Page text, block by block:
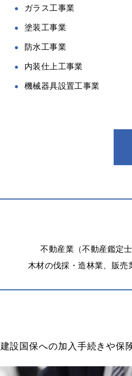
ガラス工事業
塗装工事業
防水工事業
内装仕上工事業
機械器具設置工事業
不動産業（不動産鑑定
木材の伐採・造林業、販売
建設国保への加入手続きや保